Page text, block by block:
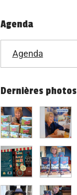
Agenda
Agenda
Dernières photos